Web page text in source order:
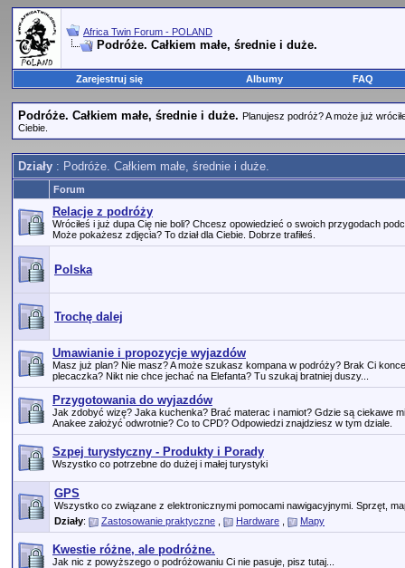
Africa Twin Forum - POLAND
Podróże. Całkiem małe, średnie i duże.
Zarejestruj się Albumy FAQ
Podróże. Całkiem małe, średnie i duże. Planujesz podróż? A może już
Ciebie.
Działy : Podróże. Całkiem małe, średnie i duże.
Forum
Relacje z podróży
Wróciłeś i już dupa Cię nie boli? Chcesz opowiedzieć o swoich przygodach
Może pokażesz zdjęcia? To dział dla Ciebie. Dobrze trafiłeś.
Polska
Trochę dalej
Umawianie i propozycje wyjazdów
Masz już plan? Nie masz? A może szukasz kompana w podróży? Brak Ci
plecaczka? Nikt nie chce jechać na Elefanta? Tu szukaj bratniej duszy...
Przygotowania do wyjazdów
Jak zdobyć wizę? Jaka kuchenka? Brać materac i namiot? Gdzie są ciekawe
Anakee założyć odwrotnie? Co to CPD? Odpowiedzi znajdziesz w tym dziale.
Szpej turystyczny - Produkty i Porady
Wszystko co potrzebne do dużej i małej turystyki
GPS
Wszystko co związane z elektronicznymi pomocami nawigacyjnymi. Sprzęt,
Działy: Zastosowanie praktyczne Hardware Mapy
Kwestie różne, ale podróżne.
Jak nic z powyższego o podróżowaniu Ci nie pasuje, pisz tutaj...